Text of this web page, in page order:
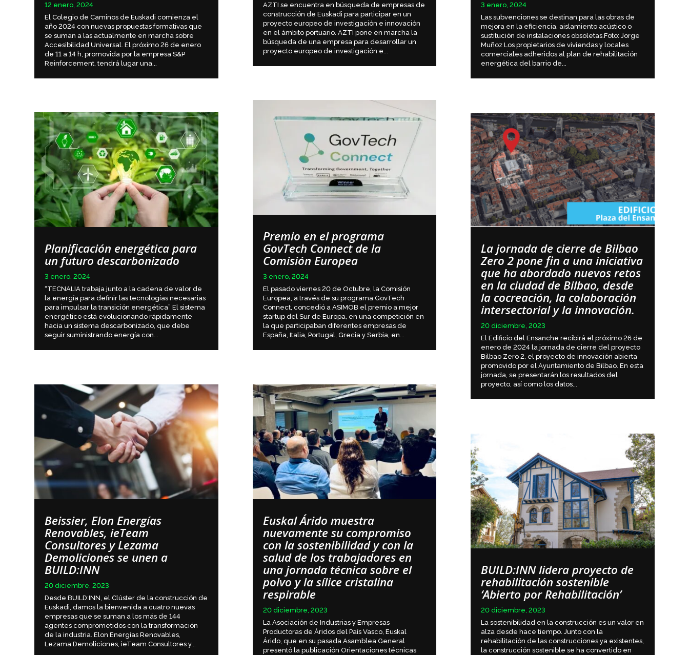
12 enero, 2024
El Colegio de Caminos de Euskadi comienza el
año 2024 con nuevas propuestas formativas que
se suman a las actualmente en marcha sobre
Accesibilidad Universal. El próximo 26 de enero
de 11 a 14 h, promovida por la empresa S&P
Reinforcement, tendrá lugar una...
Planificación energética para
un futuro descarbonizado
3 enero, 2024
“TECNALIA trabaja junto a la cadena de valor de
la energía para definir las tecnologías necesarias
para impulsar la transición energética” El sistema
energético está evolucionando rápidamente
hacia un sistema descarbonizado, que debe
seguir suministrando energía con...
Beissier, Elon Energías
Renovables, ieTeam
Consultores y Lezama
Demoliciones se unen a
BUILD:INN
20 diciembre, 2023
Desde BUILD:INN, el Clúster de la construcción de
Euskadi, damos la bienvenida a cuatro nuevas
empresas que se suman a los más de 144
agentes comprometidos con la transformación
de la industria. Elon Energías Renovables,
Lezama Demoliciones, ieTeam Consultores y...
AZTI se encuentra en búsqueda de empresas de
construcción de Euskadi para participar en un
proyecto europeo de investigación e innovación
en el ámbito portuario. AZTI pone en marcha la
búsqueda de una empresa para desarrollar un
proyecto europeo de investigación e...
Premio en el programa
GovTech Connect de la
Comisión Europea
3 enero, 2024
El pasado viernes 20 de Octubre, la Comisión
Europea, a través de su programa GovTech
Connect, concedió a ASIMOB el premio a mejor
startup del Sur de Europa, en una competición en
la que participaban diferentes empresas de
España, Italia, Portugal, Grecia y Serbia, en...
Euskal Árido muestra
nuevamente su compromiso
con la sostenibilidad y con la
salud de los trabajadores en
una jornada técnica sobre el
polvo y la sílice cristalina
respirable
20 diciembre, 2023
La Asociación de Industrias y Empresas
Productoras de Áridos del País Vasco, Euskal
Árido, que en su pasada Asamblea General
presentó la publicación Orientaciones técnicas
3 enero, 2024
Las subvenciones se destinan para las obras de
mejora en la eficiencia, aislamiento acústico o
sustitución de instalaciones obsoletas.Foto: Jorge
Muñoz Los propietarios de viviendas y locales
comerciales adheridos al plan de rehabilitación
energética del barrio de...
La jornada de cierre de Bilbao
Zero 2 pone fin a una iniciativa
que ha abordado nuevos retos
en la ciudad de Bilbao, desde
la cocreación, la colaboración
intersectorial y la innovación.
20 diciembre, 2023
El Edificio del Ensanche recibirá el próximo 26 de
enero de 2024 la jornada de cierre del proyecto
Bilbao Zero 2, el proyecto de innovación abierta
promovido por el Ayuntamiento de Bilbao. En esta
jornada, se presentarán los resultados del
proyecto, así como los datos...
BUILD:INN lidera proyecto de
rehabilitación sostenible
‘Abierto por Rehabilitación’
20 diciembre, 2023
La sostenibilidad en la construcción es un valor en
alza desde hace tiempo. Junto con la
rehabilitación de las construcciones ya existentes,
la construcción sostenible se ha convertido en